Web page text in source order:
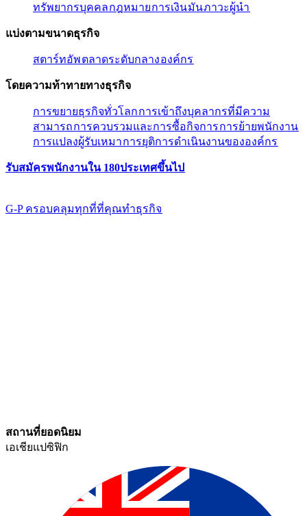
ทรัพยากรบุคคล​​กฎหมาย​​การเงิน​​มัน​​ภาวะผู้นํา​​
แบ่งตามขนาดธุรกิจ​​
สตาร์ทอัพ​​ตลาดระดับกลาง​​องค์กร​​
โดยความท้าทายทางธุรกิจ​​
การขยายธุรกิจทั่วโลก​​การเข้าถึงบุคลากรที่มีความ
สามารถ​​การควบรวมและการซื้อกิจการ​​การย้ายพนักงาน​​
การแปลงผู้รับเหมา​​การยุติการดำเนินงานขององค์กร​​
รับสมัครพนักงานใน 180ประเทศขึ้นไป​​
G-P ครอบคลุมทุกที่ที่คุณทําธุรกิจ​​
สถานที่ยอดนิยม​​
เอเชียแปซิฟิก​​